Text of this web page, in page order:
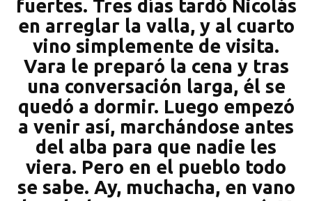
fuertes. Tres días tardó Nicolás
en arreglar la valla, y al cuarto
vino simplemente de visita.
Vara le preparó la cena y tras
una conversación larga, él se
quedó a dormir. Luego empezó
a venir así, marchándose antes
del alba para que nadie les
viera. Pero en el pueblo todo
se sabe. Ay, muchacha, en vano